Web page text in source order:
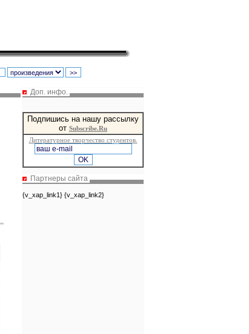
Доп. инфо.
Подпишись на нашу рассылку
от Subscribe.Ru
Литературное творчество студентов.
Партнеры сайта
{v_xap_link1} {v_xap_link2}